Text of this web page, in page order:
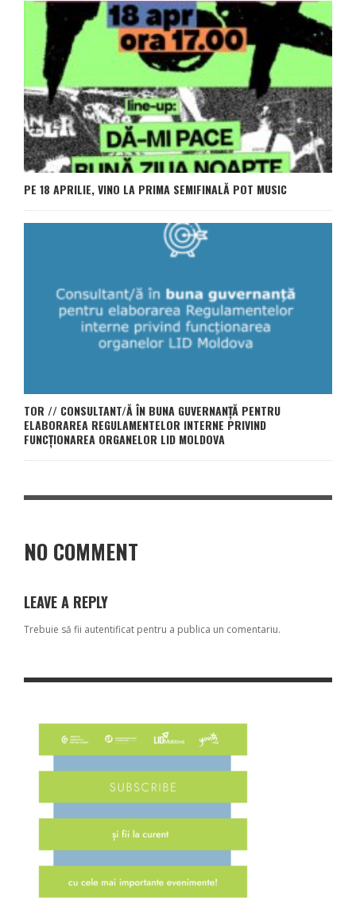
PE 18 APRILIE, VINO LA PRIMA SEMIFINALĂ POT MUSIC
TOR // CONSULTANT/Ă ÎN BUNA GUVERNANȚĂ PENTRU
ELABORAREA REGULAMENTELOR INTERNE PRIVIND
FUNCȚIONAREA ORGANELOR LID MOLDOVA
NO COMMENT
LEAVE A REPLY
Trebuie să fii autentificat pentru a publica un comentariu.